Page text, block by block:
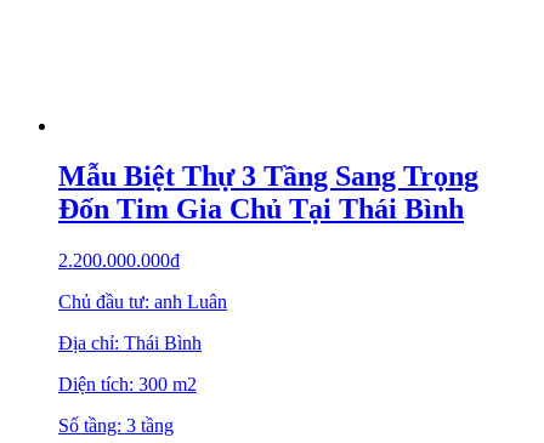
Mẫu Biệt Thự 3 Tầng Sang Trọng
Đốn Tim Gia Chủ Tại Thái Bình
2.200.000.000₫
Chủ đầu tư: anh Luân
Địa chỉ: Thái Bình
Diện tích: 300 m2
Số tầng: 3 tầng